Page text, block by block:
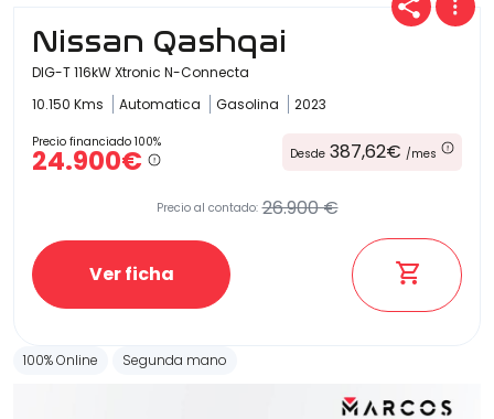
Nissan Qashqai
DIG-T 116kW Xtronic N-Connecta
10.150 Kms
Automatica Gasolina 2023
Precio financiado 100%
24.900€ Desde 387,62€ /mes
Precio al contado: 26.900 €
Ver ficha
100% Online Segunda mano